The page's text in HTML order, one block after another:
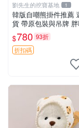
劉先生的挖寶基地 1
韓版自嘲熊掛件推薦
貨 帶原包裝與吊牌
可愛 毛絨手感佳 小熊
嘲抱枕 小熊抱枕
$780 93折
折扣碼